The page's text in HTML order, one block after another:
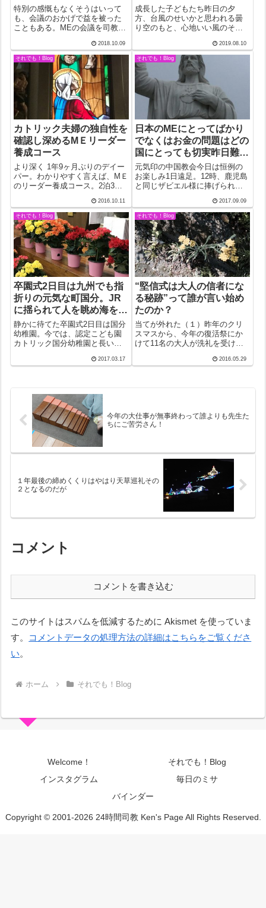
そう。
特別の感慨もなくそうはいって
も、会議のおかげで益を被った
こともある。MEの会議を司教会
で、MEからの出張費がゼロにな
ったことだ。貧しい日本のMEと
しては感謝しなければならな
い。ともあれ、もうあの人だら
けの東京に行...
2018.10.09
成長した子どもたち昨日の夕
方、台風のせいかと思われる曇
り空のもと、心地いい風のそよ
目当てはもちろんカルガモ親子
との再会。ものの30分も歩いた
とき前方に複数のカルガモが。
よく見ると、4羽！これはいった
いどういうこと...
2019.08.10
それでも！Blog
カトリック夫婦の独自性を
確認し深めるMＥリーダー
養成コース
より深く 1年9ヶ月ぶりのデイー
パー。わかりやすく言えば、MＥ
のリーダー養成コース。2泊3日
かいのサレジオ会レジデンス。
ボクにとっては未踏の地。行き
は悪い悪い司教会議後の8日、土
砂降りの中をひざ下びしょ濡れ
の惨め...
2016.10.11
それでも！Blog
日本のMEにとってばかり
でなくはお金の問題はどの
国にとっても切実昨日難題
解決明けての今日は
元気印の中国教会今日は恒例の
お楽しみ1日遠足。12時、鹿児島
と同じザビエル様に捧げられて
カテドラルでミサ。中国ME代表
司祭のドミニコ神父さんの上海
神学校時代の同級生というヨセ
フ司教様に親しみを感じた。信
徒数9万と...
2017.09.09
それでも！Blog
卒園式2日目は九州でも指
折りの元気な町国分。JR
に揺られて人を眺め海を眺
めて…
静かに待てた卒園式2日目は国分
幼稚園。今では、認定こども園
カトリック国分幼稚園と長い名
園長は、20名の子ども一人一人
式が終了する...
2017.03.17
それでも！Blog
“堅信式は大人の信者にな
る秘跡”って誰が言い始め
たのか？
当てが外れた（１）昨年のクリ
スマスから、今年の復活祭にか
けて11名の大人が洗礼を受け、
臨んだ。中学生１人を加えて11
2016.05.29
今年の大仕事が無事終わって誰よりも先生た
ちにご苦労さん！
１年最後の締めくくりはやはり天草巡礼その
２となるのだが
コメント
コメントを書き込む
このサイトはスパムを低減するために Akismet を使っていま
す。
コメントデータの処理方法の詳細はこちらをご覧くださ
い。
ホーム それでも！Blog
Welcome！
それでも！Blog
インスタグラム
毎日のミサ
バインダー
Copyright © 2001-2026 24時間司教 Ken's Page All Rights Reserved.